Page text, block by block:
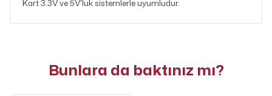
Kart 3.3V ve 5V'luk sistemlerle uyumludur.
Bunlara da baktınız mı?